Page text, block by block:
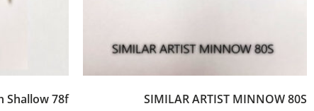
SIMILAR ARTIST MINNOW 80S
Shallow 78f